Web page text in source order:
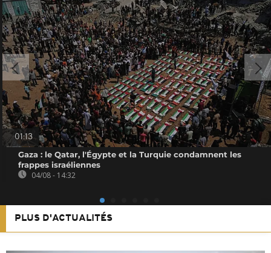
01:13
Gaza : le Qatar, l'Égypte et la Turquie condamnent les
frappes israéliennes
04/08 - 14:32
PLUS D'ACTUALITÉS